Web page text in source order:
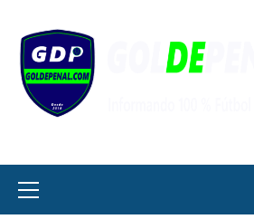
contenido
principal